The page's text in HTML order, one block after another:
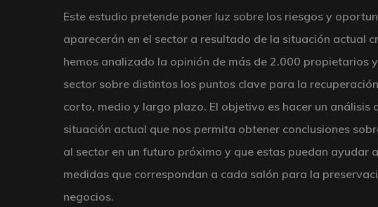
Este estudio pretende poner luz sobre los riesgos y
aparecerán en el sector a resultado de la situación actual
hemos analizado la opinión de más de 2.000 propietarios
sector sobre distintos los puntos clave para la
corto, medio y largo plazo. El objetivo es hacer un análisis
situación actual que nos permita obtener conclusiones
al sector en un futuro próximo y que estas puedan ayudar
medidas que correspondan a cada salón para la
negocios.